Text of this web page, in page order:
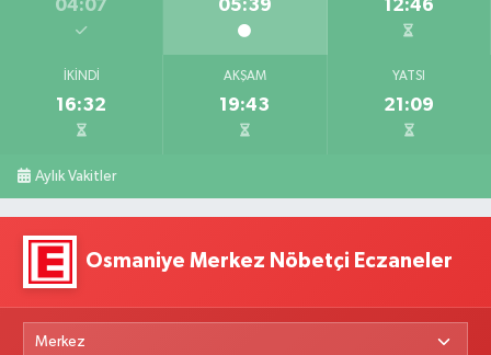
04:07 05:39 12:46
İKINDI
16:32
AKŞAM
19:43
YATSI
21:09
Aylık Vakitler
Osmaniye Merkez Nöbetçi Eczaneler